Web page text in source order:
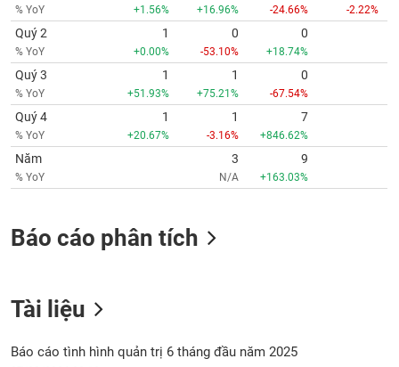
% YoY +1.56% +16.96% -24.66% -2.22%
Quý 2
% YoY
1
+0.00%
0
-53.10%
0
+18.74%
Quý 3
% YoY
1
+51.93%
1
+75.21%
0
-67.54%
Quý 4
% YoY
1
+20.67%
1
-3.16%
7
+846.62%
Năm
% YoY
3
N/A
9
+163.03%
Báo cáo phân tích
Tài liệu
Báo cáo tình hình quản trị 6 tháng đầu năm 2025
Dữ
liệu
tài
chính